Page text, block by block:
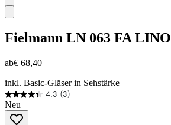
Fielmann LN 063 FA LINO
ab€ 68,40
inkl. Basic-Gläser in Sehstärke
4.3 (3)
4.3
von
Neu